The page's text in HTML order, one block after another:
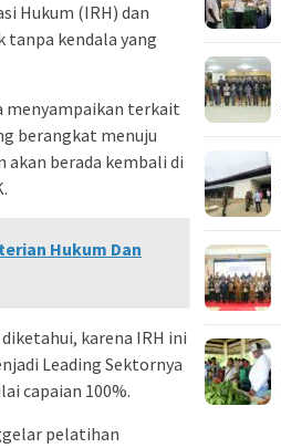
Hukum (IRH) dan
tanpa kendala yang
menyampaikan terkait
berangkat menuju
akan berada kembali di
Hukum Dan
karena IRH ini
Leading Sektornya
capaian 100%.
pelatihan